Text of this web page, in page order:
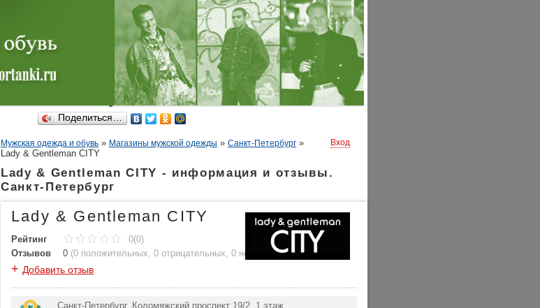
Поделиться…
Мужская одежда и обувь » Магазины мужской одежды » Санкт-Петербург »
Lady & Gentleman CITY
Вход
Lady & Gentleman CITY - информация и отзывы.
Санкт-Петербург
Lady & Gentleman CITY
Рейтинг
0(0)
Отзывов
0 (0 положительных, 0 отрицательных, 0 нейтральных)
+ Добавить отзыв
Санкт-Петербург, Коломяжский проспект 19/2, 1 этаж